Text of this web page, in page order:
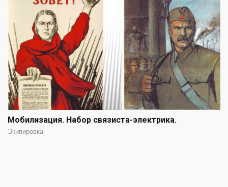
Мобилизация. Набор связиста-электрика.
Экипировка